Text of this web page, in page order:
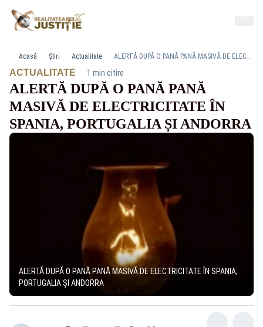
Acasă Știri Actualitate ALERTĂ DUPĂ O PANĂ PANĂ MASIVĂ DE ELECTRICITATE ÎN SPANIA, PORTUGALIA ȘI ANDORRA
ACTUALITATE· 1 min citire
ALERTĂ DUPĂ O PANĂ PANĂ
MASIVĂ DE ELECTRICITATE ÎN
SPANIA, PORTUGALIA ȘI ANDORRA
ALERTĂ DUPĂ O PANĂ PANĂ MASIVĂ DE ELECTRICITATE ÎN SPANIA,
PORTUGALIA ȘI ANDORRA